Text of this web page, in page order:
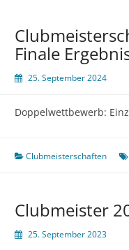
Finale
25. September 2024
Doppelwettbewerb:
Clubmeisterschaften
Clubmeister
25. September 2023